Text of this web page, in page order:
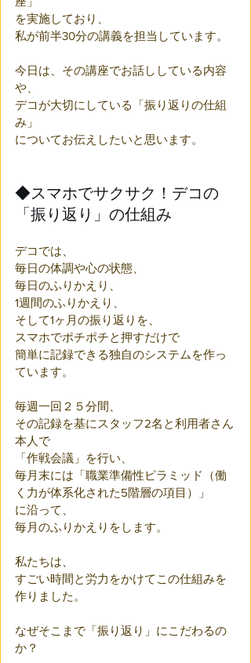
を実施しており、
私が前半30分の講義を担当しています。
今日は、その講座でお話ししている内容
や、
デコが大切にしている「振り返りの仕組
み」
についてお伝えしたいと思います。
◆スマホでサクサク！デコの
「振り返り」の仕組み
デコでは、
毎日の体調や心の状態、
毎日のふりかえり、
1週間のふりかえり、
そして1ヶ月の振り返りを、
スマホでポチポチと押すだけで
簡単に記録できる独自のシステムを作っ
ています。
毎週一回２５分間、
その記録を基にスタッフ2名と利用者さん
本人で
「作戦会議」を行い、
毎月末には「職業準備性ピラミッド（働
く力が体系化された5階層の項目）」
に沿って、
毎月のふりかえりをします。
私たちは、
すごい時間と労力をかけてこの仕組みを
作りました。
なぜそこまで「振り返り」にこだわるの
か？